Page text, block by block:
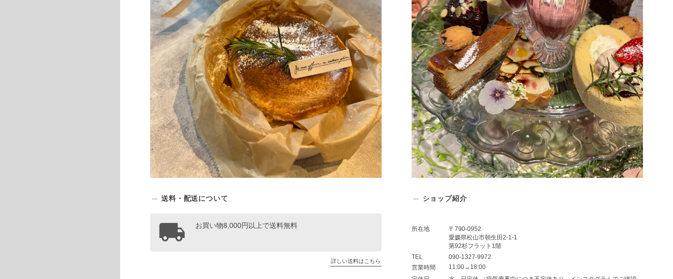
送料・配送について
お買い物8,000円以上で送料無料
詳しい送料はこちら
ショップ紹介
所在地
〒790-0952
愛媛県松山市朝生田2-1-1
第92杉フラット1階
TEL
090-1327-9972
営業時間
11:00→18:00